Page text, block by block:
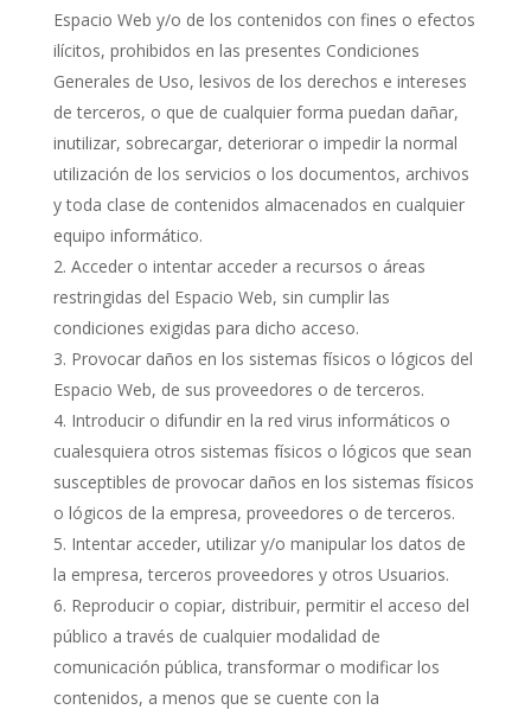
Espacio Web y/o de los contenidos con fines o efectos
ilícitos, prohibidos en las presentes Condiciones
Generales de Uso, lesivos de los derechos e intereses
de terceros, o que de cualquier forma puedan dañar,
inutilizar, sobrecargar, deteriorar o impedir la normal
utilización de los servicios o los documentos, archivos
y toda clase de contenidos almacenados en cualquier
equipo informático.
Acceder o intentar acceder a recursos o áreas
restringidas del Espacio Web, sin cumplir las
condiciones exigidas para dicho acceso.
Provocar daños en los sistemas físicos o lógicos del
Espacio Web, de sus proveedores o de terceros.
Introducir o difundir en la red virus informáticos o
cualesquiera otros sistemas físicos o lógicos que sean
susceptibles de provocar daños en los sistemas físicos
o lógicos de la empresa, proveedores o de terceros.
Intentar acceder, utilizar y/o manipular los datos de
la empresa, terceros proveedores y otros Usuarios.
Reproducir o copiar, distribuir, permitir el acceso del
público a través de cualquier modalidad de
comunicación pública, transformar o modificar los
contenidos, a menos que se cuente con la